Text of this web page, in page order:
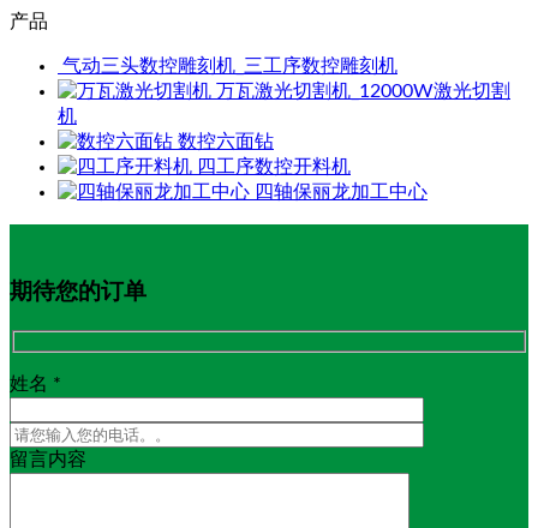
产品
气动三头数控雕刻机_三工序数控雕刻机
万瓦激光切割机_12000W激光切割
机
数控六面钻
四工序数控开料机
四轴保丽龙加工中心
期待您的订单
姓名 *
留言内容